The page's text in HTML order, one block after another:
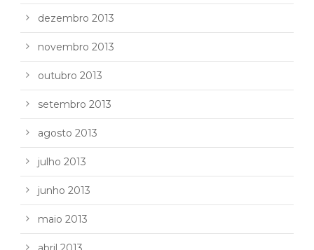
dezembro 2013
novembro 2013
outubro 2013
setembro 2013
agosto 2013
julho 2013
junho 2013
maio 2013